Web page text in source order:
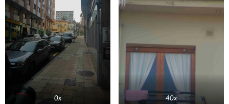
0x 40x